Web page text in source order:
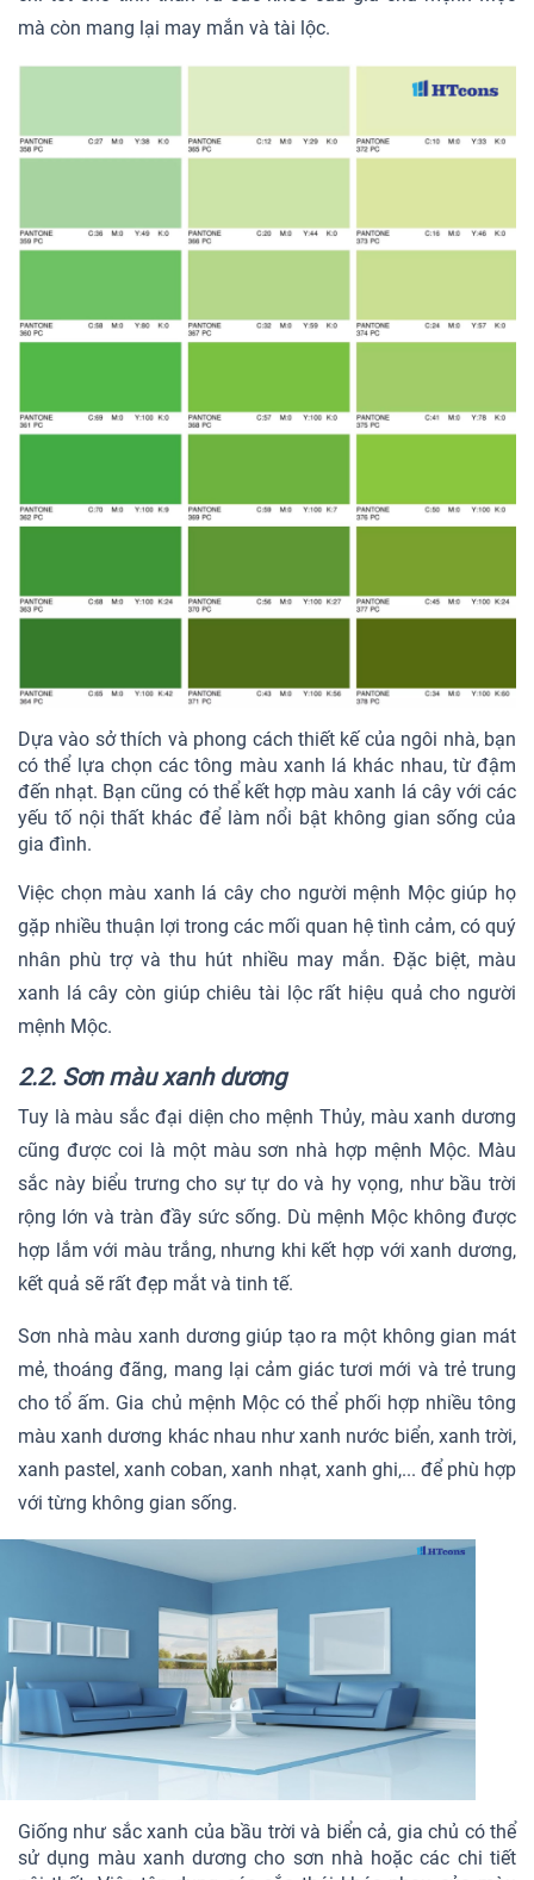
mà còn mang lại may mắn và tài lộc.
Dựa vào sở thích và phong cách thiết kế của ngôi nhà, bạn
có thể lựa chọn các tông màu xanh lá khác nhau, từ đậm
đến nhạt. Bạn cũng có thể kết hợp màu xanh lá cây với các
yếu tố nội thất khác để làm nổi bật không gian sống của
gia đình.
Việc chọn màu xanh lá cây cho người mệnh Mộc giúp họ
gặp nhiều thuận lợi trong các mối quan hệ tình cảm, có quý
nhân phù trợ và thu hút nhiều may mắn. Đặc biệt, màu
xanh lá cây còn giúp chiêu tài lộc rất hiệu quả cho người
mệnh Mộc.
2.2. Sơn màu xanh dương
Tuy là màu sắc đại diện cho mệnh Thủy, màu xanh dương
cũng được coi là một màu sơn nhà hợp mệnh Mộc. Màu
sắc này biểu trưng cho sự tự do và hy vọng, như bầu trời
rộng lớn và tràn đầy sức sống. Dù mệnh Mộc không được
hợp lắm với màu trắng, nhưng khi kết hợp với xanh dương,
kết quả sẽ rất đẹp mắt và tinh tế.
Sơn nhà màu xanh dương giúp tạo ra một không gian mát
mẻ, thoáng đãng, mang lại cảm giác tươi mới và trẻ trung
cho tổ ấm. Gia chủ mệnh Mộc có thể phối hợp nhiều tông
màu xanh dương khác nhau như xanh nước biển, xanh trời,
xanh pastel, xanh coban, xanh nhạt, xanh ghi,... để phù hợp
với từng không gian sống.
Giống như sắc xanh của bầu trời và biển cả, gia chủ có thể
sử dụng màu xanh dương cho sơn nhà hoặc các chi tiết